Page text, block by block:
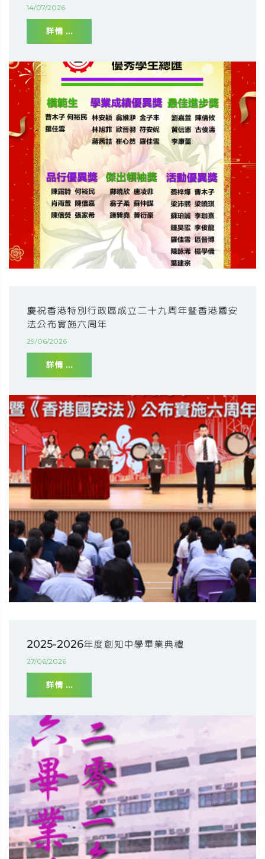
14/07/2026
詳情 ...
慶祝香港特別行政區成立二十九周年暨香港國安
法公布實施六周年
29/06/2026
詳情 ...
2025-2026年度創知中學畢業典禮
27/06/2026
詳情 ...